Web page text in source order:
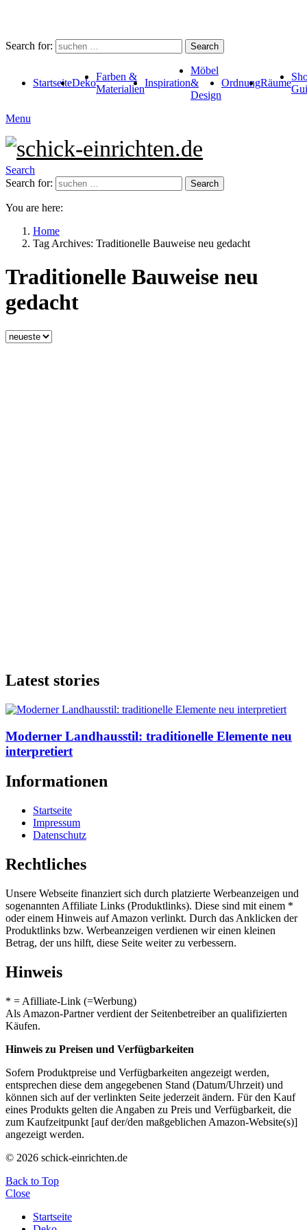
Search for: Search
StartseiteDeko
Farben &
Materialien
Inspiration
Möbel
&
Design
OrdnungRäume
Menu
Search
Search for:
Search
You are here:
Home
Tag Archives: Traditionelle Bauweise neu gedacht
Traditionelle Bauweise neu
gedacht
Latest stories
Moderner Landhausstil: traditionelle Elemente neu
interpretiert
Informationen
Startseite
Impressum
Datenschutz
Rechtliches
Unsere Webseite finanziert sich durch platzierte Werbeanzeigen und
sogenannten Affiliate Links (Produktlinks). Diese sind mit einem *
oder einem Hinweis auf Amazon verlinkt. Durch das Anklicken der
Produktlinks bzw. Werbeanzeigen verdienen wir einen kleinen
Betrag, der uns hilft, diese Seite weiter zu verbessern.
Hinweis
* = Afilliate-Link (=Werbung)
Als Amazon-Partner verdient der Seitenbetreiber an qualifizierten
Käufen.
Hinweis zu Preisen und Verfügbarkeiten
Sofern Produktpreise und Verfügbarkeiten angezeigt werden,
entsprechen diese dem angegebenen Stand (Datum/Uhrzeit) und
können sich auf der verlinkten Seite jederzeit ändern. Für den Kauf
eines Produkts gelten die Angaben zu Preis und Verfügbarkeit, die
zum Kaufzeitpunkt [auf der/den maßgeblichen Amazon-Website(s)]
angezeigt werden.
© 2026 schick-einrichten.de
Back to Top
Close
Startseite